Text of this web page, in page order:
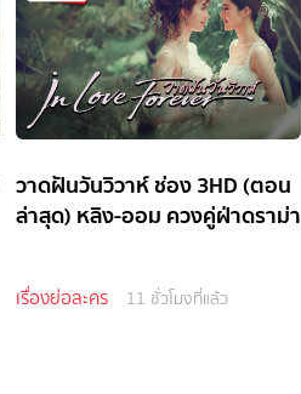
วาดฝันวันวิวาห์ ช่อง 3HD (ตอน
ล่าสุด) หลิง-ออม ควงคู่ฝ่าดราม่า
เรื่องย่อละคร 11 ชั่วโมงที่แล้ว